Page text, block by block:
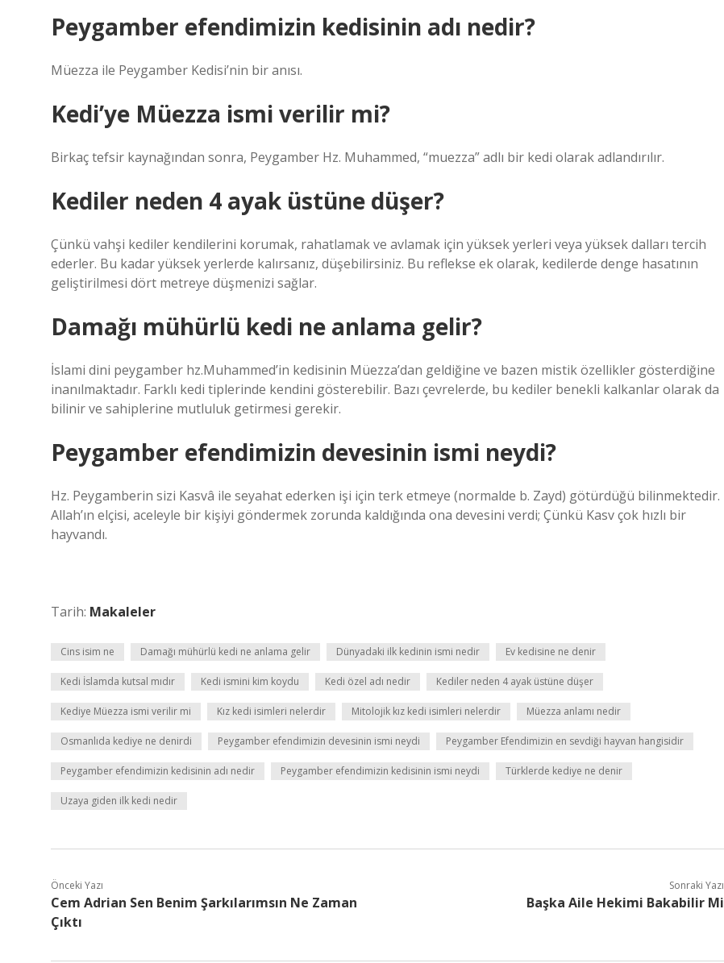
Peygamber efendimizin kedisinin adı nedir?
Müezza ile Peygamber Kedisi’nin bir anısı.
Kedi’ye Müezza ismi verilir mi?
Birkaç tefsir kaynağından sonra, Peygamber Hz. Muhammed, “muezza” adlı bir kedi olarak adlandırılır.
Kediler neden 4 ayak üstüne düşer?
Çünkü vahşi kediler kendilerini korumak, rahatlamak ve avlamak için yüksek yerleri veya yüksek dalları tercih
ederler. Bu kadar yüksek yerlerde kalırsanız, düşebilirsiniz. Bu reflekse ek olarak, kedilerde denge hasatının
geliştirilmesi dört metreye düşmenizi sağlar.
Damağı mühürlü kedi ne anlama gelir?
İslami dini peygamber hz.Muhammed’in kedisinin Müezza’dan geldiğine ve bazen mistik özellikler gösterdiğine
inanılmaktadır. Farklı kedi tiplerinde kendini gösterebilir. Bazı çevrelerde, bu kediler benekli kalkanlar olarak da
bilinir ve sahiplerine mutluluk getirmesi gerekir.
Peygamber efendimizin devesinin ismi neydi?
Hz. Peygamberin sizi Kasvâ ile seyahat ederken işi için terk etmeye (normalde b. Zayd) götürdüğü bilinmektedir.
Allah’ın elçisi, aceleyle bir kişiyi göndermek zorunda kaldığında ona devesini verdi; Çünkü Kasv çok hızlı bir
hayvandı.
Tarih: Makaleler
Cins isim ne Damağı mühürlü kedi ne anlama gelir Dünyadaki ilk kedinin ismi nedir Ev kedisine ne denir
Kedi İslamda kutsal mıdır Kedi ismini kim koydu Kedi özel adı nedir Kediler neden 4 ayak üstüne düşer
Kediye Müezza ismi verilir mi Kız kedi isimleri nelerdir Mitolojik kız kedi isimleri nelerdir Müezza anlamı nedir
Osmanlıda kediye ne denirdi Peygamber efendimizin devesinin ismi neydi Peygamber Efendimizin en sevdiği hayvan hangisidir
Peygamber efendimizin kedisinin adı nedir Peygamber efendimizin kedisinin ismi neydi Türklerde kediye ne denir
Uzaya giden ilk kedi nedir
Önceki Yazı
Cem Adrian Sen Benim Şarkılarımsın Ne Zaman
Çıktı
Sonraki Yazı
Başka Aile Hekimi Bakabilir Mi